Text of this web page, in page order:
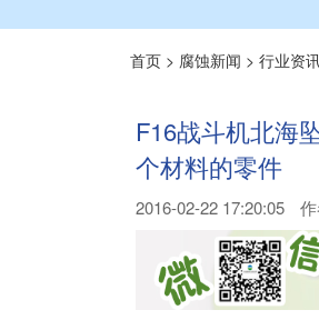
首页 > 腐蚀新闻 > 行业资
F16战斗机北海
个材料的零件
2016-02-22 17:20:05 作